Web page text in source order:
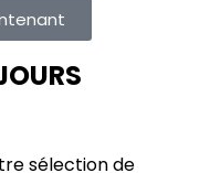
sélection de